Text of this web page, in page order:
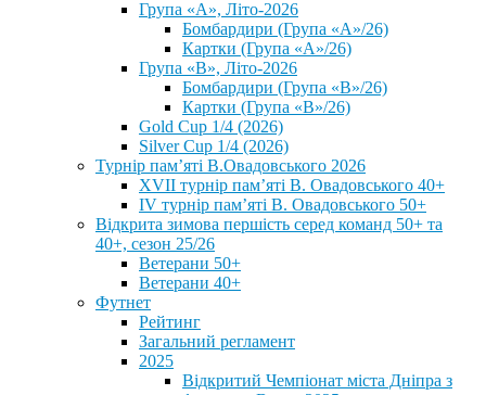
Група «А», Літо-2026
Бомбардири (Група «А»/26)
Картки (Група «А»/26)
Група «В», Літо-2026
Бомбардири (Група «В»/26)
Картки (Група «В»/26)
Gold Cup 1/4 (2026)
Silver Cup 1/4 (2026)
Турнір пам’яті В.Овадовського 2026
XVII турнір пам’яті В. Овадовського 40+
IV турнір пам’яті В. Овадовського 50+
Відкрита зимова першість серед команд 50+ та
40+, сезон 25/26
Ветерани 50+
Ветерани 40+
Футнет
Рейтинг
Загальний регламент
2025
Відкритий Чемпіонат міста Дніпра з